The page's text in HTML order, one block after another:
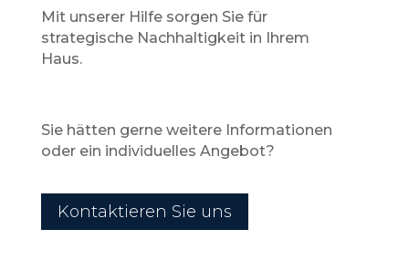
Mit unserer Hilfe sorgen Sie für
strategische Nachhaltigkeit in Ihrem
Haus.
Sie hätten gerne weitere Informationen
oder ein individuelles Angebot?
Kontaktieren Sie uns